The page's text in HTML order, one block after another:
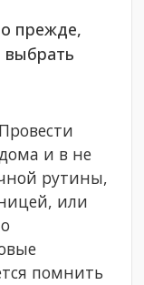
прежде,
и в не
рутины,
или
помнить